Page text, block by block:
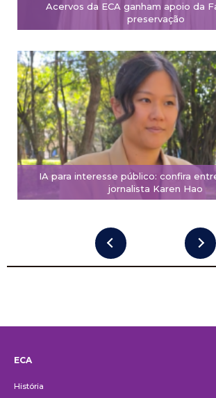
Acervos da ECA ganham apoio da
preservação
IA para interesse público: confira
jornalista Karen Hao
ECA
História